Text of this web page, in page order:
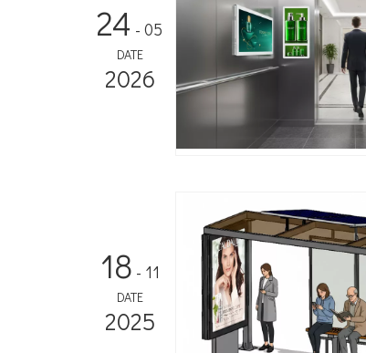
24 - 05
DATE
2026
18 - 11
DATE
2025